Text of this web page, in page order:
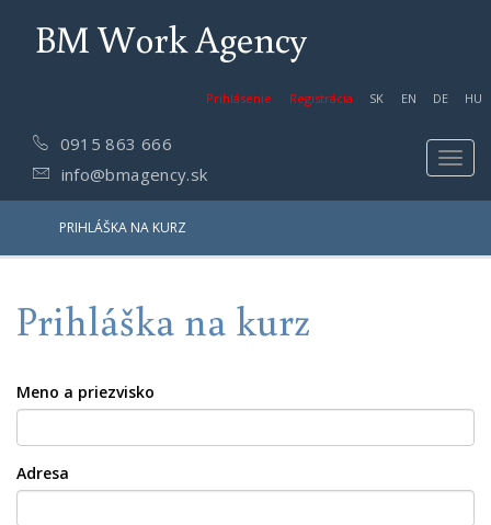
BM Work Agency
Prihlásenie Registrácia SK EN DE HU
0915 863 666
info@bmagency.sk
PRIHLÁŠKA NA KURZ
Prihláška na kurz
Meno a priezvisko
Adresa